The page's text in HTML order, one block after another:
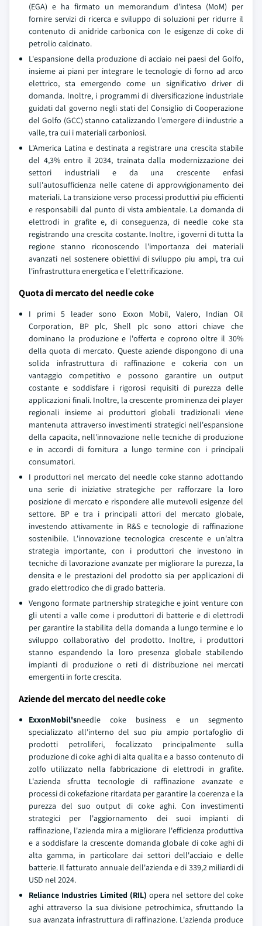
(EGA) e ha firmato un memorandum d'intesa (MoM) per
fornire servizi di ricerca e sviluppo di soluzioni per ridurre il
contenuto di anidride carbonica con le esigenze di coke di
petrolio calcinato.
L'espansione della produzione di acciaio nei paesi del Golfo,
insieme ai piani per integrare le tecnologie di forno ad arco
elettrico, sta emergendo come un significativo driver di
domanda. Inoltre, i programmi di diversificazione industriale
guidati dal governo negli stati del Consiglio di Cooperazione
del Golfo (GCC) stanno catalizzando l'emergere di industrie a
valle, tra cui i materiali carboniosi.
L'America Latina e destinata a registrare una crescita stabile
del 4,3% entro il 2034, trainata dalla modernizzazione dei
settori industriali e da una crescente enfasi
sull'autosufficienza nelle catene di approvvigionamento dei
materiali. La transizione verso processi produttivi piu efficienti
e responsabili dal punto di vista ambientale. La domanda di
elettrodi in grafite e, di conseguenza, di needle coke sta
registrando una crescita costante. Inoltre, i governi di tutta la
regione stanno riconoscendo l'importanza dei materiali
avanzati nel sostenere obiettivi di sviluppo piu ampi, tra cui
l'infrastruttura energetica e l'elettrificazione.
Quota di mercato del needle coke
I primi 5 leader sono Exxon Mobil, Valero, Indian Oil
Corporation, BP plc, Shell plc sono attori chiave che
dominano la produzione e l'offerta e coprono oltre il 30%
della quota di mercato. Queste aziende dispongono di una
solida infrastruttura di raffinazione e cokeria con un
vantaggio competitivo e possono garantire un output
costante e soddisfare i rigorosi requisiti di purezza delle
applicazioni finali. Inoltre, la crescente prominenza dei player
regionali insieme ai produttori globali tradizionali viene
mantenuta attraverso investimenti strategici nell'espansione
della capacita, nell'innovazione nelle tecniche di produzione
e in accordi di fornitura a lungo termine con i principali
consumatori.
I produttori nel mercato del needle coke stanno adottando
una serie di iniziative strategiche per rafforzare la loro
posizione di mercato e rispondere alle mutevoli esigenze del
settore. BP e tra i principali attori del mercato globale,
investendo attivamente in R&S e tecnologie di raffinazione
sostenibile. L'innovazione tecnologica crescente e un'altra
strategia importante, con i produttori che investono in
tecniche di lavorazione avanzate per migliorare la purezza, la
densita e le prestazioni del prodotto sia per applicazioni di
grado elettrodico che di grado batteria.
Vengono formate partnership strategiche e joint venture con
gli utenti a valle come i produttori di batterie e di elettrodi
per garantire la stabilita della domanda a lungo termine e lo
sviluppo collaborativo del prodotto. Inoltre, i produttori
stanno espandendo la loro presenza globale stabilendo
impianti di produzione o reti di distribuzione nei mercati
emergenti in forte crescita.
Aziende del mercato del needle coke
ExxonMobil'sneedle coke business e un segmento
specializzato all'interno del suo piu ampio portafoglio di
prodotti petroliferi, focalizzato principalmente sulla
produzione di coke aghi di alta qualita e a basso contenuto di
zolfo utilizzato nella fabbricazione di elettrodi in grafite.
L'azienda sfrutta tecnologie di raffinazione avanzate e
processi di cokefazione ritardata per garantire la coerenza e la
purezza del suo output di coke aghi. Con investimenti
strategici per l'aggiornamento dei suoi impianti di
raffinazione, l'azienda mira a migliorare l'efficienza produttiva
e a soddisfare la crescente domanda globale di coke aghi di
alta gamma, in particolare dai settori dell'acciaio e delle
batterie. Il fatturato annuale dell'azienda e di 339,2 miliardi di
USD nel 2024.
Reliance Industries Limited (RIL) opera nel settore del coke
aghi attraverso la sua divisione petrochimica, sfruttando la
sua avanzata infrastruttura di raffinazione. L'azienda produce